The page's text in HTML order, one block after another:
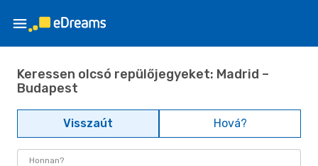
Keressen olcsó repülőjegyeket: Madrid –
Budapest
Visszaút Hová?
Honnan?